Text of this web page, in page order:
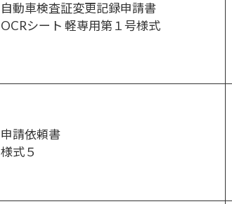
自動車検査証変更記録申請書
OCRシート 軽専用第１号様式
申請依頼書
様式５